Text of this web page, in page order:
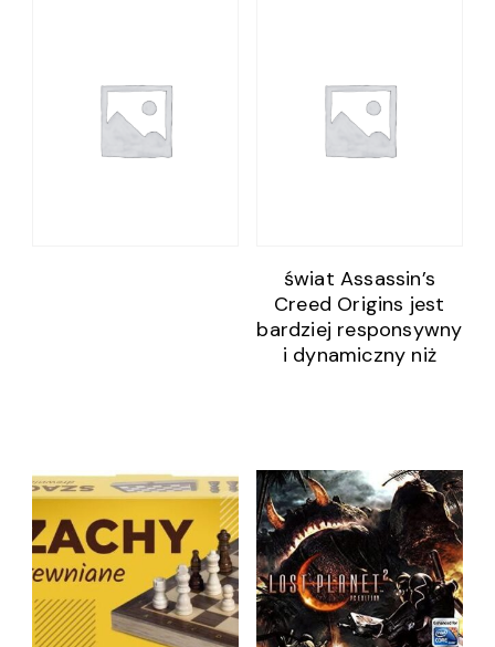
świat Assassin’s
Creed Origins jest
bardziej responsywny
i dynamiczny niż
sposób